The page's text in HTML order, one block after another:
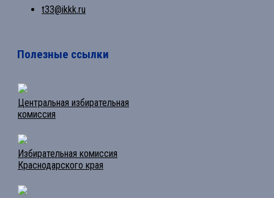
t33@ikkk.ru
Полезные ссылки
Центральная избирательная
комиссия
Избирательная комиссия
Краснодарского края